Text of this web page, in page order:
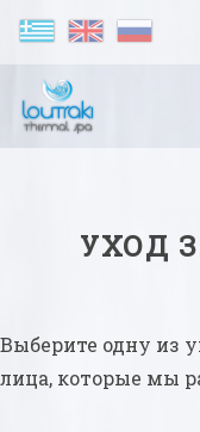
УХОД
Выберите одну из
лица, которые мы